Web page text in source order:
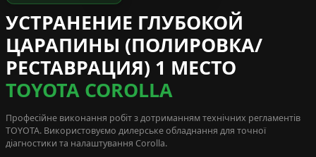
УСТРАНЕНИЕ ГЛУБОКОЙ
ЦАРАПИНЫ (ПОЛИРОВКА/
РЕСТАВРАЦИЯ) 1 МЕСТО
TOYOTA COROLLA
Професійне виконання робіт з дотриманням технічних регламентів
TOYOTA. Використовуємо дилерське обладнання для точної
діагностики та налаштування Corolla.